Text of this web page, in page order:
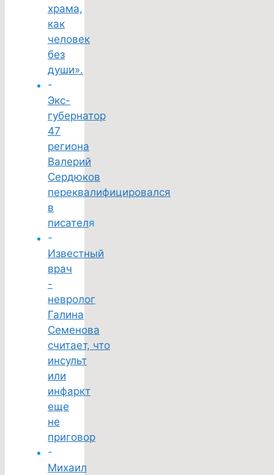
храма,
как
человек
без
души».
-
Экс-
губернатор
47
региона
Валерий
Сердюков
переквалифицировался
в
писателя
-
Известный
врач
-
невролог
Галина
Семенова
считает, что
инсульт
или
инфаркт
еще
не
приговор
-
Михаил